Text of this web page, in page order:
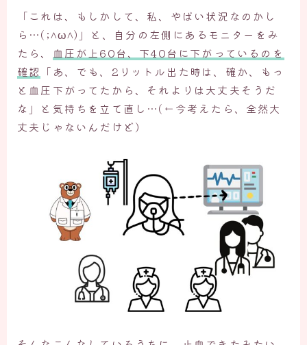
「これは、もしかして、私、やばい状況なのかし
ら…(;^ω^)」と、自分の左側にあるモニターをみ
たら、
血圧が上60台、下40台に下がっているのを
確認 「あ、でも、2リットル出た時は、確か、もっ
と血圧下がってたから、それよりは大丈夫そうだ
な」と気持ちを立て直し…(←今考えたら、全然大
丈夫じゃないんだけど）